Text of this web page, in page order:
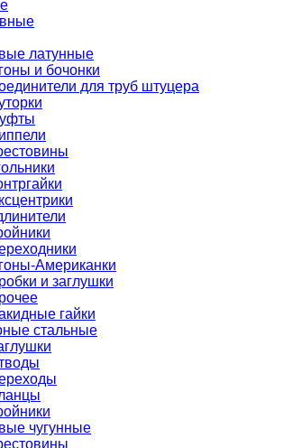
латунные
и бочонки
для труб штуцера
Американки
и заглушки
гайки
стальные
чугунные